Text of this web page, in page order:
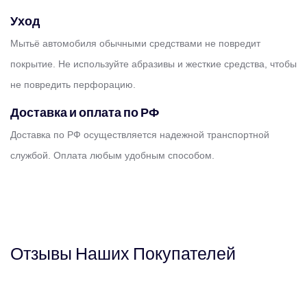
Уход
Мытьё автомобиля обычными средствами не повредит
покрытие. Не используйте абразивы и жесткие средства, чтобы
не повредить перфорацию.
Доставка и оплата по РФ
Доставка по РФ осуществляется надежной транспортной
службой. Оплата любым удобным способом.
Отзывы Наших Покупателей